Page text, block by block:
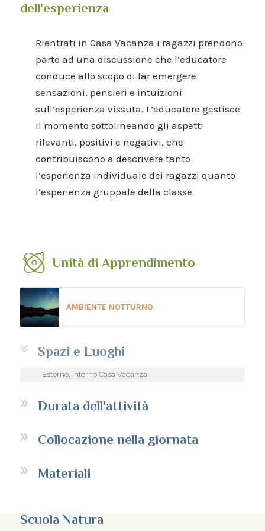
dell'esperienza
Rientrati in Casa Vacanza i ragazzi prendono
parte ad una discussione che l’educatore
conduce allo scopo di far emergere
sensazioni, pensieri e intuizioni
sull’esperienza vissuta. L’educatore gestisce
il momento sottolineando gli aspetti
rilevanti, positivi e negativi, che
contribuiscono a descrivere tanto
l’esperienza individuale dei ragazzi quanto
l’esperienza gruppale della classe
Unità di Apprendimento
AMBIENTE NOTTURNO
Spazi e Luoghi
Esterno, interno Casa Vacanza
Durata dell'attività
Collocazione nella giornata
Materiali
Scuola Natura